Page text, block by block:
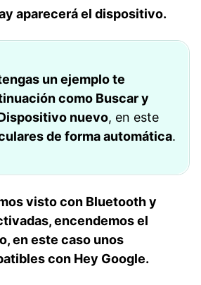
aparecerá el dispositivo.
un ejemplo te
como Buscar y
nuevo, en este
de forma automática.
visto con Bluetooth y
encendemos el
en este caso unos
con Hey Google.